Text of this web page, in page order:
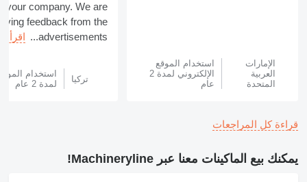
قراءة كل المراجعات
الإمارات
العربية
المتحدة
استخدام الموقع
الإلكتروني لمدة 2
عام
your company. We are
feedback from the
advertisements...
اقرأ
تركيا
استخدام
لمدة 2 عام
يمكنك بيع الماكينات معنا عبر Machineryline!